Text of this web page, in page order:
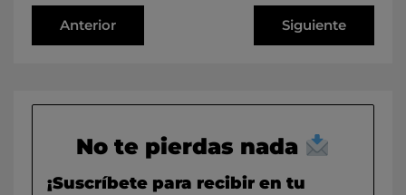
Anterior Siguiente
No te pierdas nada
¡Suscríbete para recibir en tu